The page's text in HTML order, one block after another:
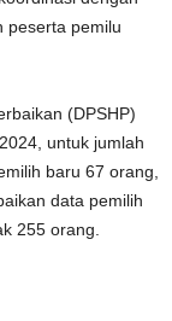
peserta pemilu
(DPSHP)
untuk jumlah
baru 67 orang,
data pemilih
255 orang.